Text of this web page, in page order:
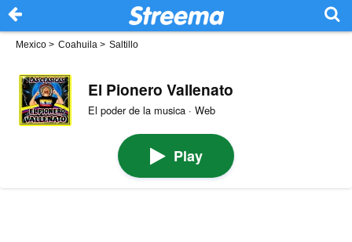
Mexico > Coahuila > Saltillo
El Pionero Vallenato
El poder de la musica · Web
Play